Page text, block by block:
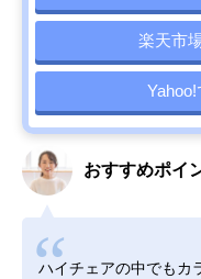
楽天市
Yahoo!
おすすめポイ
ハイチェアの中でもカ